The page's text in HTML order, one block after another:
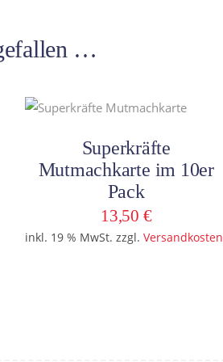
…
Superkräfte
Mutmachkarte im 10er
Pack
13,50 €
inkl. 19 % MwSt. zzgl. Versandkosten